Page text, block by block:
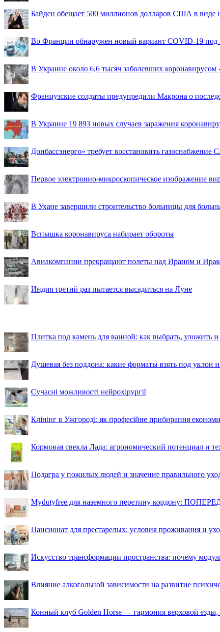
Байден обещает 500 миллионов долларов США в
Во Франции обнаружен новый вариант COVID-19 под
В Украине около 6,6 тысяч заболевших коронавирусом
Французские солдаты предупредили Макрона о
В Украине 19 893 новых случаев заражения
Донбассэнерго» требует восстановить газоснабжение
Первое электронно-микроскопическое изображение
В Ухане завершили строительство больницы для
Вспышка коронавируса набирает обороты
Авиакомпании прекращают полеты над Ираном и
Индия третий раз пытается высадиться на Луне
Плитка под камень для ванной: как выбрать, уложить
Душевая без поддона: какие форматы взять под уклон
Сучасні можливості нейрохірургії
Клінінг в Ужгороді: як професійне прибирання
Кормовая свекла Лада: агрономический потенциал и
Подагра у пожилых людей и значение правильного
Mydutyfree для наземного перетину кордону:
Пансионат для престарелых: условия проживания и
Искусство трансформации пространства: почему
Влияние алкогольной зависимости на развитие
Конный клуб Golden Horse — гармония верховой езды,